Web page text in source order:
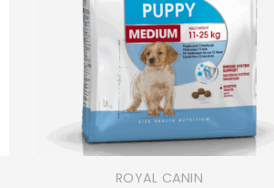
ROYAL CANIN